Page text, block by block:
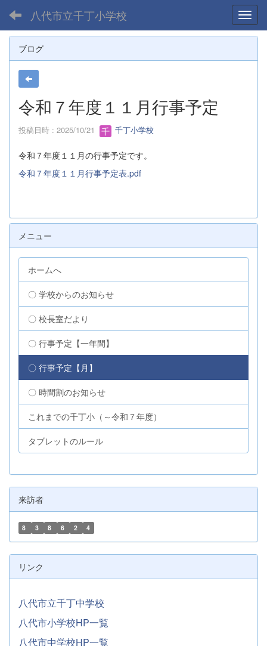
八代市立千丁小学校
ブログ
令和７年度１１月行事予定
投稿日時 : 2025/10/21 千丁小学校
令和７年度１１月の行事予定です。
令和７年度１１月行事予定表.pdf
メニュー
ホームへ
〇 学校からのお知らせ
〇 校長室だより
〇 行事予定【一年間】
〇 行事予定【月】
〇 時間割のお知らせ
これまでの千丁小（～令和７年度）
タブレットのルール
来訪者
8 3 8 6 2 4
リンク
八代市立千丁中学校
八代市小学校HP一覧
八代市中学校HP一覧